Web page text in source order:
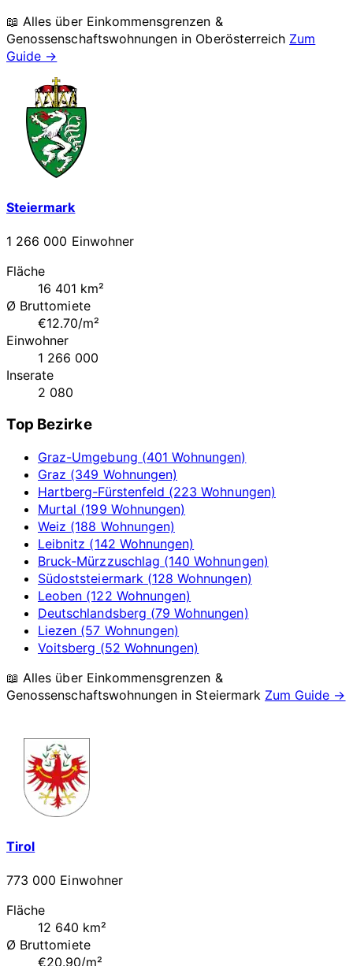
📖 Alles über Einkommensgrenzen &
Genossenschaftswohnungen in Oberösterreich Zum
Guide →
Steiermark
1 266 000 Einwohner
Fläche
16 401 km²
Ø Bruttomiete
€12.70/m²
Einwohner
1 266 000
Inserate
2 080
Top Bezirke
Graz-Umgebung (401 Wohnungen)
Graz (349 Wohnungen)
Hartberg-Fürstenfeld (223 Wohnungen)
Murtal (199 Wohnungen)
Weiz (188 Wohnungen)
Leibnitz (142 Wohnungen)
Bruck-Mürzzuschlag (140 Wohnungen)
Südoststeiermark (128 Wohnungen)
Leoben (122 Wohnungen)
Deutschlandsberg (79 Wohnungen)
Liezen (57 Wohnungen)
Voitsberg (52 Wohnungen)
📖 Alles über Einkommensgrenzen &
Genossenschaftswohnungen in Steiermark Zum Guide →
Tirol
773 000 Einwohner
Fläche
12 640 km²
Ø Bruttomiete
€20.90/m²